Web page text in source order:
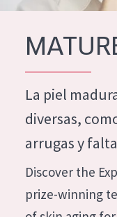
TIPO DE
Hidratación y
Reducción de
Regeneración
Firmeza
TODOS
INSPIRACIÓN
contacto
French
Spanish
Greek
La piel
diversas,
arrugas y
Discover the
prize-winning